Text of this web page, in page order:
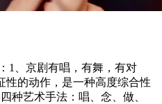
1、京剧有唱，有舞，有对
性的动作，是一种高度综合性
种艺术手法：唱、念、做、